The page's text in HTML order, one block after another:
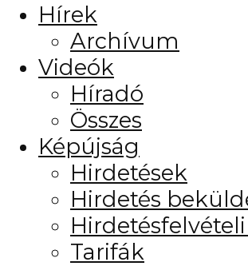
Hírek
Archívum
Videók
Híradó
Összes
Képújság
Hirdetések
Hirdetés
Tarifák